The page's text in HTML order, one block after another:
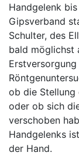
Handgelenk
Gipsverband
Schulter, des
bald möglichst
ob die Stellung
oder ob sich
verschoben
Handgelenks
der Hand.